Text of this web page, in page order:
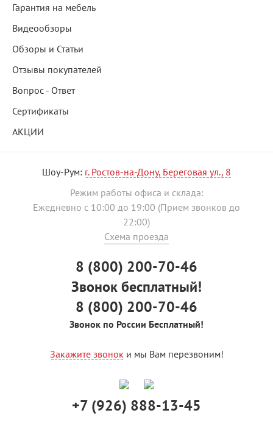
Гарантия на мебель
Видеообзоры
Обзоры и Статьи
Отзывы покупателей
Вопрос - Ответ
Сертификаты
АКЦИИ
Шоу-Рум: г. Ростов-на-Дону, Береговая ул., 8
Режим работы офиса и склада:
Ежедневно с 10:00 до 19:00 (Прием звонков до
22:00)
Схема проезда
8 (800) 200-70-46
Звонок бесплатный!
8 (800) 200-70-46
Звонок по России Бесплатный!
Закажите звоноки мы Вам перезвоним!
+7 (926) 888-13-45